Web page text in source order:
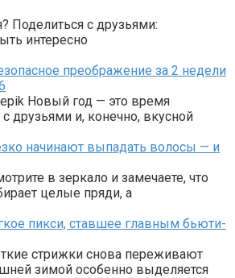
Поделиться с друзьями:
интересно
преображение за 2 недели
Новый год — это время
друзьями и, конечно, вкусной
начинают выпадать волосы — и
в зеркало и замечаете, что
целые пряди, а
пикси, ставшее главным бьюти-
стрижки снова переживают
зимой особенно выделяется